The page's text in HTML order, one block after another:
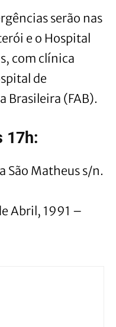
serão nas
e o Hospital
com clínica
de
Brasileira (FAB).
17h:
São Matheus s/n.
Abril, 1991 –